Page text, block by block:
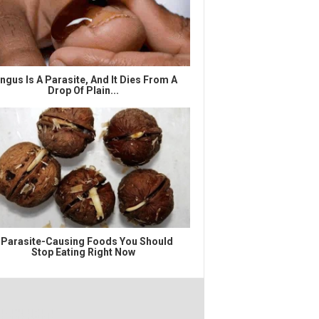
Is A Parasite, And It Dies From A
Drop Of Plain...
Causing Foods You Should
Stop Eating Right Now